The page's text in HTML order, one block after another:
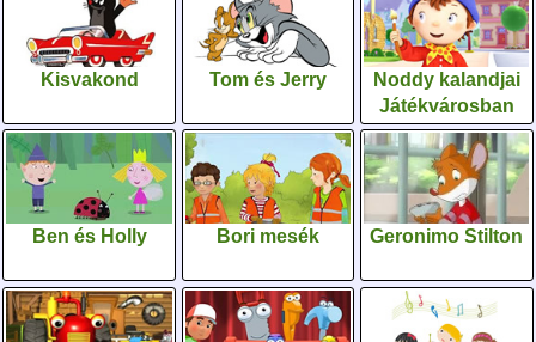
Kisvakond Tom és Jerry
Noddy kalandjai
Játékvárosban
Ben és Holly Bori mesék Geronimo Stilton